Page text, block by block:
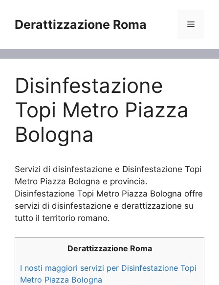
contenuto
Derattizzazione Roma Menu
Disinfestazione
Topi Metro Piazza
Bologna
Servizi di disinfestazione e Disinfestazione Topi
Metro Piazza Bologna e provincia.
Disinfestazione Topi Metro Piazza Bologna offre
servizi di disinfestazione e derattizzazione su
tutto il territorio romano.
Derattizzazione Roma
I nosti maggiori servizi per Disinfestazione Topi
Metro Piazza Bologna